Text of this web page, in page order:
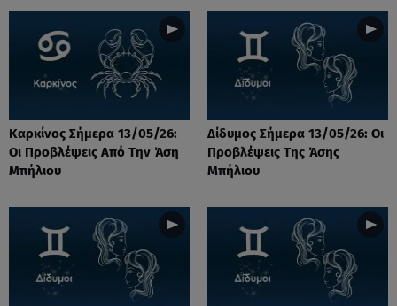
Καρκίνος Σήμερα 13/05/26:
Οι Προβλέψεις Από Την Άση
Μπήλιου
Δίδυμος Σήμερα 13/05/26: Οι
Προβλέψεις Της Άσης
Μπήλιου